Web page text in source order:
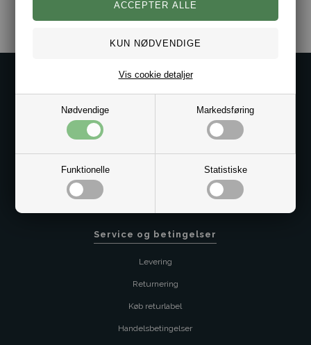
Nødvendige Markedsføring
Funktionelle Statistiske
Vis cookie detaljer
Kontakt os på
Profil
Service og betingelser
Levering
Returnering
Køb returlabel
Handelsbetingelser